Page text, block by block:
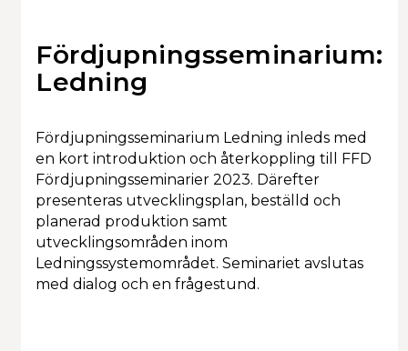
Medlemmars verksamhet
Om SME-D
Styrelsen
Kalendarium
Fördjupningsseminarium:
Ledning
Fördjupningsseminarium Ledning inleds med
en kort introduktion och återkoppling till FFD
Fördjupningsseminarier 2023. Därefter
presenteras utvecklingsplan, beställd och
planerad produktion samt
utvecklingsområden inom
Ledningssystemområdet. Seminariet avslutas
med dialog och en frågestund.